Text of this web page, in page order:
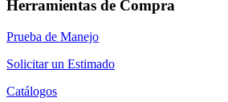
Herramientas de Compra
Prueba de Manejo
Solicitar un Estimado
Catálogos